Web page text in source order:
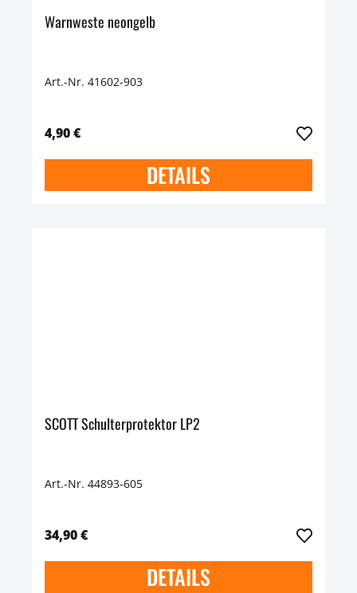
Warnweste neongelb
Art.-Nr. 41602-903
4,90 €
DETAILS
SCOTT Schulterprotektor LP2
Art.-Nr. 44893-605
34,90 €
DETAILS